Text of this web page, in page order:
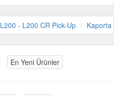
L200 - L200 CR Pick-Up Kaporta
En Yeni Ürünler